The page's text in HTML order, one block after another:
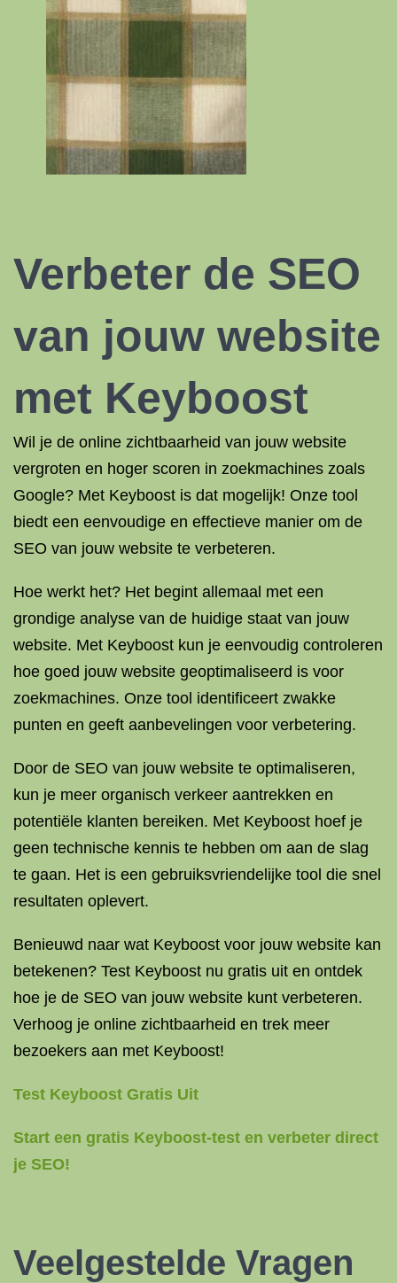
Verbeter de SEO
van jouw website
met Keyboost
Wil je de online zichtbaarheid van jouw website
vergroten en hoger scoren in zoekmachines zoals
Google? Met Keyboost is dat mogelijk! Onze tool
biedt een eenvoudige en effectieve manier om de
SEO van jouw website te verbeteren.
Hoe werkt het? Het begint allemaal met een
grondige analyse van de huidige staat van jouw
website. Met Keyboost kun je eenvoudig controleren
hoe goed jouw website geoptimaliseerd is voor
zoekmachines. Onze tool identificeert zwakke
punten en geeft aanbevelingen voor verbetering.
Door de SEO van jouw website te optimaliseren,
kun je meer organisch verkeer aantrekken en
potentiële klanten bereiken. Met Keyboost hoef je
geen technische kennis te hebben om aan de slag
te gaan. Het is een gebruiksvriendelijke tool die snel
resultaten oplevert.
Benieuwd naar wat Keyboost voor jouw website kan
betekenen? Test Keyboost nu gratis uit en ontdek
hoe je de SEO van jouw website kunt verbeteren.
Verhoog je online zichtbaarheid en trek meer
bezoekers aan met Keyboost!
Test Keyboost Gratis Uit
Start een gratis Keyboost-test en verbeter direct
je SEO!
Veelgestelde Vragen